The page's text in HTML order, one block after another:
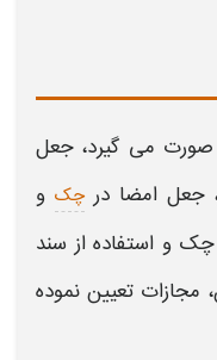
صورت می گیرد، جعل
جعل امضا درچک و
و استفاده از سند
مجازاتتعیین نموده